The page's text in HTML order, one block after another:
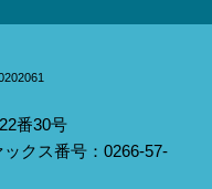
番30号
クス番号：0266-57-